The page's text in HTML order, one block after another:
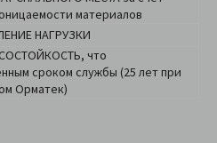
материалов
НАГРУЗКИ
что
сроком службы (25 лет при
Орматек)